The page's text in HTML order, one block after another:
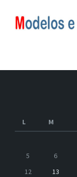
L
M
5
6
12
13